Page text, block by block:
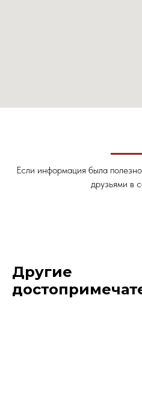
Если информация была
друзьями в
Другие